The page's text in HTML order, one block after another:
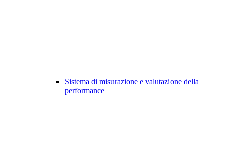
Sistema di misurazione e valutazione della
performance